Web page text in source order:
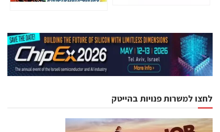
לחצו למשרות פנויות בהייטק